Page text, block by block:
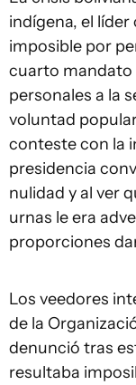
indígena, el líder
imposible por
cuarto mandato
personales a la
voluntad
conteste con la
presidencia
nulidad y al ver
urnas le era
proporciones
Los veedores
de la
denunció tras
resultaba